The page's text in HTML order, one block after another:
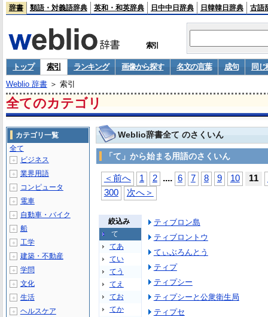
辞書 類語・対義語辞典 英和・和英辞典 日中中日辞典 日韓韓日辞典 古語
索引
トップ 索引 ランキング 画像から探す 名文の言葉 成句
同じ
Weblio 辞書＞ 索引
全てのカテゴリ
Weblio辞書全て のさくいん
「て」から始まる用語のさくいん
＜前へ 1 2 .... 6 7 8 9 10 11
300
次へ＞
絞込み
て
てあ
てい
てう
てえ
てお
てか
ティブロン島
ティブロントウ
てぃぶろんとう
ティプ
ティプシー
ティプシーと公衆衛生局
ティプセ
カテゴリ一覧
全て
＋ ビジネス
＋ 業界用語
＋ コンピュータ
＋ 電車
＋ 自動車・バイク
＋ 船
＋ 工学
＋ 建築・不動産
＋ 学問
＋ 文化
＋ 生活
＋ ヘルスケア